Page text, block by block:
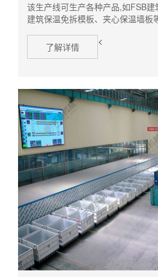
该生产线可生产各种产品,如FSB
建筑保温免拆模板、夹心保温墙板
率高,设备配有精确的计量系统,配
性能使料浆搅拌均匀,...
了解详情 <